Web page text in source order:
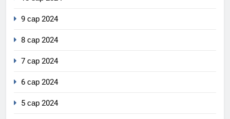
9 сар 2024
8 сар 2024
7 сар 2024
6 сар 2024
5 сар 2024